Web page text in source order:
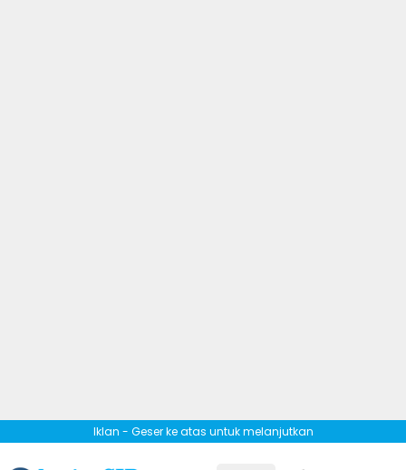
Iklan - Geser ke atas untuk melanjutkan